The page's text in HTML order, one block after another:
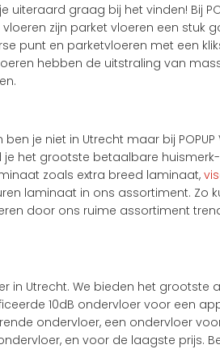
uiteraard graag bij het vinden! Bij
zijn parket vloeren een
punt en parketvloeren met een
hebben de uitstraling van
je niet in Utrecht maar bij
het grootste betaalbare
zoals extra breed laminaat,
laminaat in ons assortiment.
door ons ruime assortiment
in Utrecht. We bieden het
10dB ondervloer voor een
ondervloer, een ondervloer
en voor de laagste prijs.